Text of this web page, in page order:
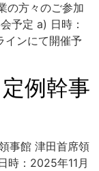
の方々のご参加
予定 a) 日時：
ンにて開催予
例幹事
事館 津田首席領
時：2025年11月